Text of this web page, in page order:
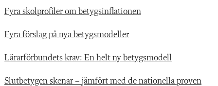
Fyra skolprofiler om betygsinflationen
Fyra förslag på nya betygsmodeller
Lärarförbundets krav: En helt ny betygsmodell
Slutbetygen skenar – jämfört med de nationella proven